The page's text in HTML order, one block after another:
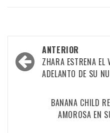
Navegación
por
entradas
ANTERIOR
ZHARA ESTRENA EL
ADELANTO DE SU
BANANA CHILD
AMOROSA EN